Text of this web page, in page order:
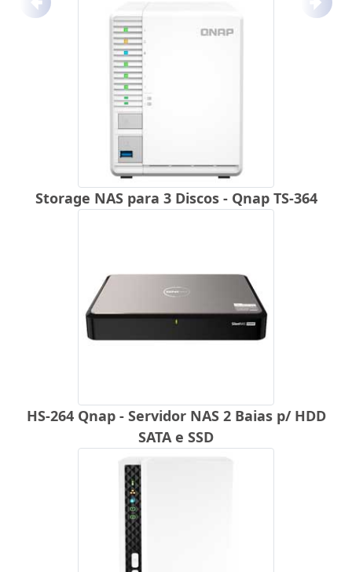
Storage NAS para 3 Discos - Qnap TS-364
HS-264 Qnap - Servidor NAS 2 Baias p/ HDD
SATA e SSD
Anterior